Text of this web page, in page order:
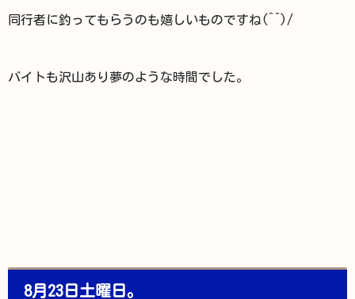
同行者に釣ってもらうのも嬉しいものですね(^^)/
バイトも沢山あり夢のような時間でした。
8月23日土曜日。